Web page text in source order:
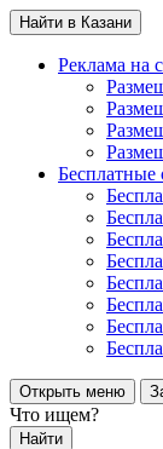
Найти в Казани
Реклама на
Бесплатные
Открыть меню
Что ищем?
Найти